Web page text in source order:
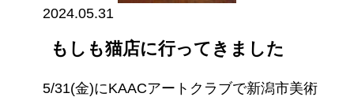
2024.05.31
もしも猫店に行ってきました
5/31(金)にKAACアートクラブで新潟市美術